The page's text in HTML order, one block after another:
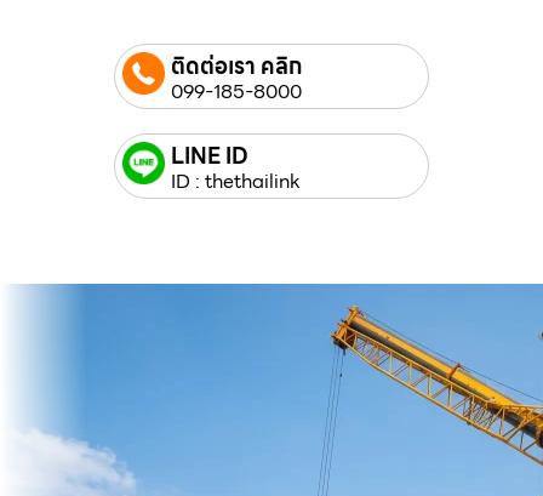
ติดต่อเรา คลิก
099-185-8000
LINE ID
ID : thethailink